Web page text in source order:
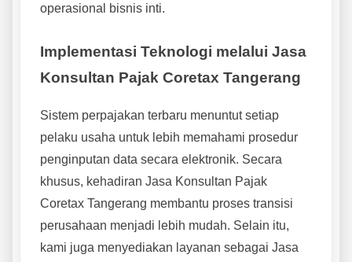
operasional bisnis inti.
Implementasi Teknologi melalui Jasa
Konsultan Pajak Coretax Tangerang
Sistem perpajakan terbaru menuntut setiap
pelaku usaha untuk lebih memahami prosedur
penginputan data secara elektronik. Secara
khusus, kehadiran Jasa Konsultan Pajak
Coretax Tangerang membantu proses transisi
perusahaan menjadi lebih mudah. Selain itu,
kami juga menyediakan layanan sebagai Jasa